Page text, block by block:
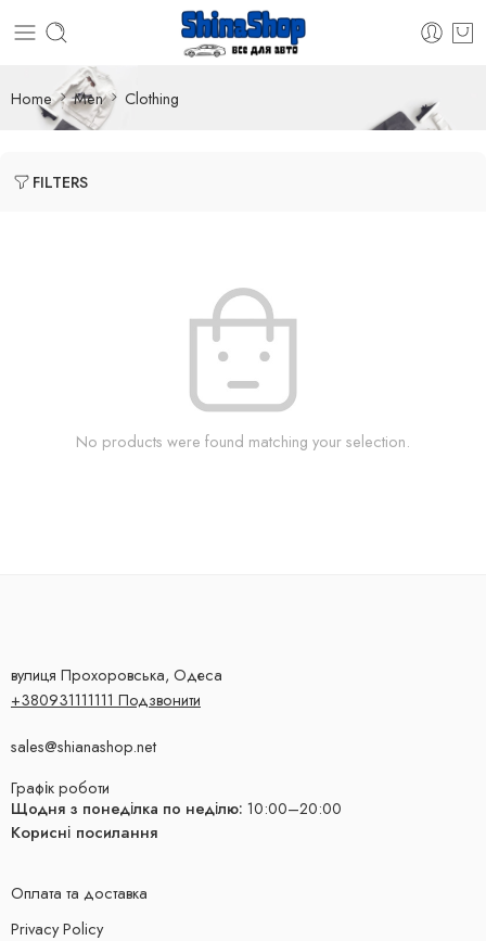
Home Men Clothing
FILTERS
No products were found matching your selection.
вулиця Прохоровська, Одеса
+380931111111 Подзвонити
sales@shianashop.net
Графік роботи
Щодня з понеділка по неділю: 10:00–20:00
Корисні посилання
Оплата та доставка
Privacy Policy